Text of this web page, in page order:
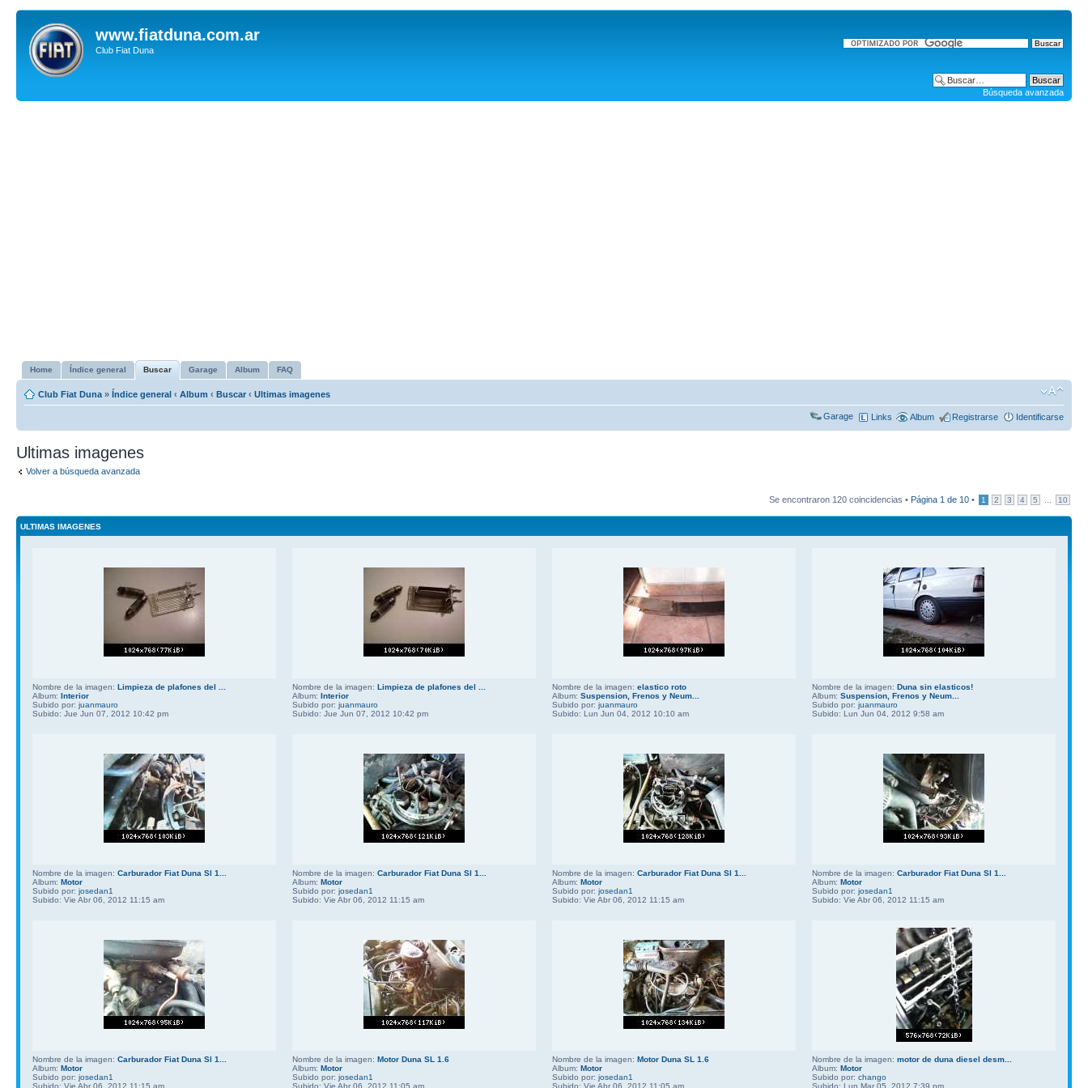
www.fiatduna.com.ar
Club Fiat Duna
Búsqueda avanzada
Home Índice general Buscar Garage Album FAQ
Club Fiat Duna » Índice general ‹ Album ‹ Buscar ‹ Ultimas imagenes
Garage Links Album Registrarse Identificarse
Ultimas imagenes
Volver a búsqueda avanzada
Se encontraron 120 coincidencias • Página 1 de 10 • 1 2 3 4 5 10
ULTIMAS IMAGENES
Nombre de la imagen: Limpieza de plafones del ...
Album: Interior
Subido por: juanmauro
Subido: Jue Jun 07, 2012 10:42 pm
Nombre de la imagen: Limpieza de plafones del ...
Album: Interior
Subido por: juanmauro
Subido: Jue Jun 07, 2012 10:42 pm
Nombre de la imagen: elastico roto
Album: Suspension, Frenos y Neum...
Subido por: juanmauro
Subido: Lun Jun 04, 2012 10:10 am
Nombre de la imagen: Duna sin elasticos!
Album: Suspension, Frenos y Neum...
Subido por: juanmauro
Subido: Lun Jun 04, 2012 9:58 am
Nombre de la imagen: Carburador Fiat Duna Sl 1...
Album: Motor
Subido por: josedan1
Subido: Vie Abr 06, 2012 11:15 am
Nombre de la imagen: Carburador Fiat Duna Sl 1...
Album: Motor
Subido por: josedan1
Subido: Vie Abr 06, 2012 11:15 am
Nombre de la imagen: Carburador Fiat Duna Sl 1...
Album: Motor
Subido por: josedan1
Subido: Vie Abr 06, 2012 11:15 am
Nombre de la imagen: Carburador Fiat Duna Sl 1...
Album: Motor
Subido por: josedan1
Subido: Vie Abr 06, 2012 11:15 am
Nombre de la imagen: Carburador Fiat Duna Sl 1...
Album: Motor
Subido por: josedan1
Subido: Vie Abr 06, 2012 11:15 am
Nombre de la imagen: Motor Duna SL 1.6
Album: Motor
Subido por: josedan1
Subido: Vie Abr 06, 2012 11:05 am
Nombre de la imagen: Motor Duna SL 1.6
Album: Motor
Subido por: josedan1
Subido: Vie Abr 06, 2012 11:05 am
Nombre de la imagen: motor de duna diesel desm...
Album: Motor
Subido por: chango
Subido: Lun Mar 05, 2012 7:39 pm